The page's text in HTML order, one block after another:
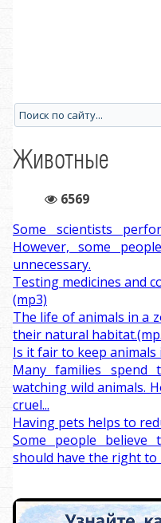
Животные
6569
Some scientists
However, some
unnecessary.
Testing medicines and
(mp3)
The life of animals in a
their natural
Is it fair to keep animals
Many families spend
watching wild animals.
cruel...
Having pets helps to
Some people believe
should have the right to